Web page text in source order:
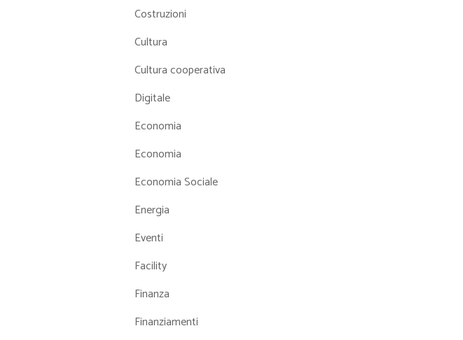
Costruzioni
Cultura
Cultura cooperativa
Digitale
Economia
Economia
Economia Sociale
Energia
Eventi
Facility
Finanza
Finanziamenti